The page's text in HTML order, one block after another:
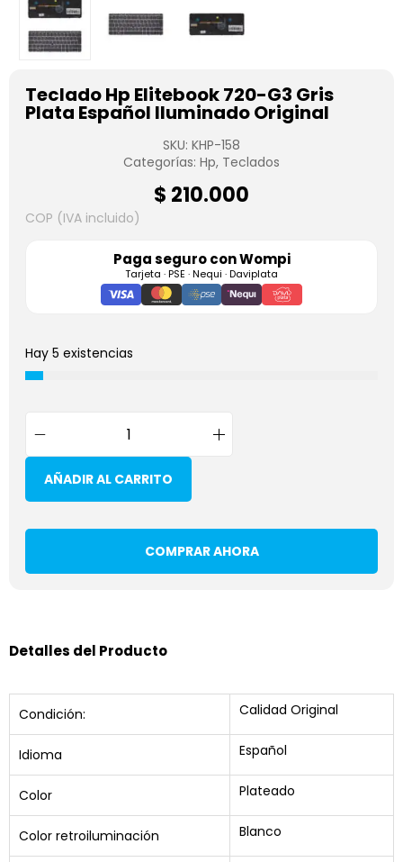
Teclado Hp Elitebook 720-G3 Gris
Plata Español Iluminado Original
SKU: KHP-158
Categorías: Hp, Teclados
$ 210.000
COP (IVA incluido)
Paga seguro conWompi
Tarjeta · PSE · Nequi · Daviplata
Hay 5 existencias
AÑADIR AL CARRITO
COMPRAR AHORA
Detalles del Producto
Condición: Calidad Original
Idioma Español
Color Plateado
Color retroiluminación Blanco